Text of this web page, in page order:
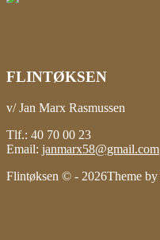
FLINTØKSEN
v/ Jan Marx Rasmussen
Tlf.: 40 70 00 23
Email: janmarx58@gmail.com
Flintøksen © - 2026Theme by